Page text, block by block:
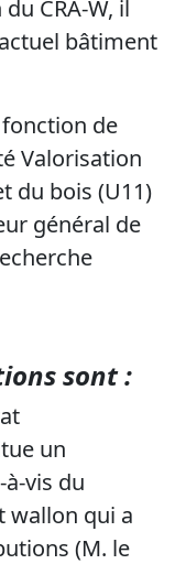
CRA-W, il
bâtiment
de
Valorisation
du bois (U11)
général de
sont :
un
vis du
wallon qui a
(M. le